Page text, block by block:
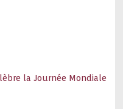
la Journée Mondiale